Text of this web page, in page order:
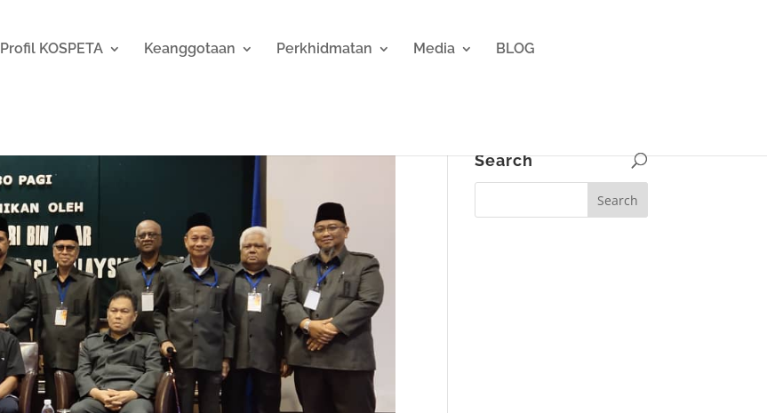
Profil KOSPETA Keanggotaan Perkhidmatan Media BLOG
Search